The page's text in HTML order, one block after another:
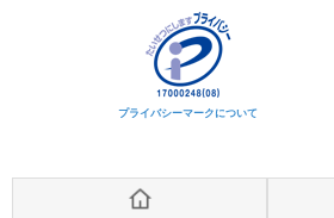
プライバシーマークについて